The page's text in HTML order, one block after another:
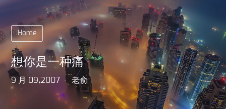
Home
想你是一种痛
9 月 09,2007 老俞